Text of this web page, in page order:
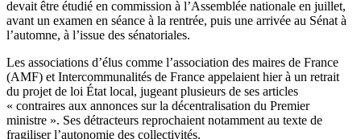
devait être étudié en commission à l’Assemblée nationale en juillet,
avant un examen en séance à la rentrée, puis une arrivée au Sénat à
l’automne, à l’issue des sénatoriales.
Les associations d’élus comme l’association des maires de France
(AMF) et Intercommunalités de France appelaient hier à un retrait
du projet de loi État local, jugeant plusieurs de ses articles
« contraires aux annonces sur la décentralisation du Premier
ministre ». Ses détracteurs reprochaient notamment au texte de
fragiliser l’autonomie des collectivités.